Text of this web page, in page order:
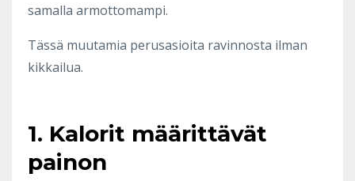
samalla armottomampi.
Tässä muutamia perusasioita ravinnosta ilman
kikkailua.
1. Kalorit määrittävät
painon